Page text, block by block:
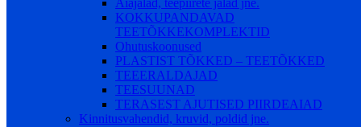
Aiajalad, teepiirete jalad jne.
KOKKUPANDAVAD
TEETÕKKEKOMPLEKTID
Ohutuskoonused
PLASTIST TÕKKED – TEETÕKKED
TEEERALDAJAD
TEESUUNAD
TERASEST AJUTISED PIIRDEAIAD
Kinnitusvahendid, kruvid, poldid jne.